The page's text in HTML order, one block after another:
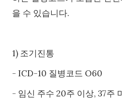
을 수 있습니다.
1) 조기진통
- ICD-10 질병코드 O60
- 임신 주수 20주 이상, 37주